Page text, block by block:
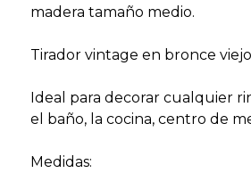
madera tamaño medio.
Tirador vintage en bronce
Ideal para decorar cualquier
el baño, la cocina, centro de
Medidas: